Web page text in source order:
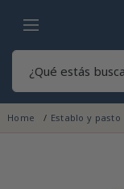
Home Establo y pasto